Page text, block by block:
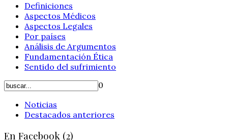
Definiciones
Aspectos Médicos
Aspectos Legales
Por países
Análisis de Argumentos
Fundamentación Ética
Sentido del sufrimiento
0
Noticias
Destacados anteriores
En Facebook (2)